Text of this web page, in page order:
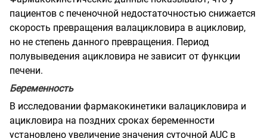
пациентов с печеночной недостаточностью снижается
скорость превращения валацикловира в ацикловир,
но не степень данного превращения. Период
полувыведения ацикловира не зависит от функции
печени.
Беременность
В исследовании фармакокинетики валацикловира и
ацикловира на поздних сроках беременности
установлено увеличение значения суточной AUC в